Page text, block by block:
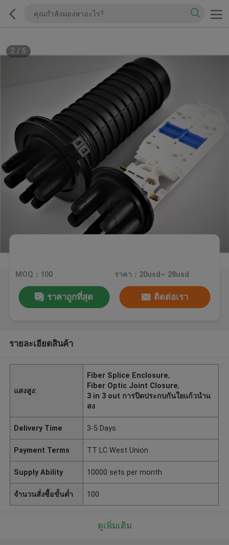
2/ 5
MOQ：100 ราคา：20usd~ 28usd
ราคาถูกที่สุด ติดต่อเรา
รายละเอียดสินค้า
แสงสูง:
Fiber Splice Enclosure,
Fiber Optic Joint Closure,
3 in 3 out การปิดประกบกันใยแก้วนำแ
สง
Delivery Time 3-5 Days
Payment Terms TT LC West Union
Supply Ability 10000 sets per month
จำนวนสั่งซื้อขั้นต่ำ 100
ดูเพิ่มเติม